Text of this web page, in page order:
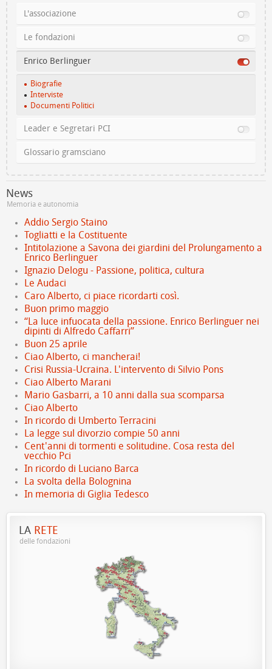
L'associazione
Le fondazioni
Enrico Berlinguer
Biografie
Interviste
Documenti Politici
Leader e Segretari PCI
Glossario gramsciano
News
Memoria e autonomia
Addio Sergio Staino
Togliatti e la Costituente
Intitolazione a Savona dei giardini del Prolungamento a
Enrico Berlinguer
Ignazio Delogu - Passione, politica, cultura
Le Audaci
Caro Alberto, ci piace ricordarti così.
Buon primo maggio
“La luce infuocata della passione. Enrico Berlinguer nei
dipinti di Alfredo Caffarri”
Buon 25 aprile
Ciao Alberto, ci mancherai!
Crisi Russia-Ucraina. L'intervento di Silvio Pons
Ciao Alberto Marani
Mario Gasbarri, a 10 anni dalla sua scomparsa
Ciao Alberto
In ricordo di Umberto Terracini
La legge sul divorzio compie 50 anni
Cent'anni di tormenti e solitudine. Cosa resta del
vecchio Pci
In ricordo di Luciano Barca
La svolta della Bolognina
In memoria di Giglia Tedesco
LA RETE
delle fondazioni